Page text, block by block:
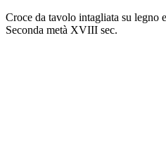
Croce da tavolo intagliata su legno
Seconda metà XVIII sec.